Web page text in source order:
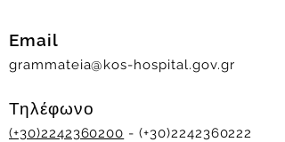
Email
grammateia@kos-hospital.gov.gr
Τηλέφωνο
(+30)2242360200 - (+30)2242360222